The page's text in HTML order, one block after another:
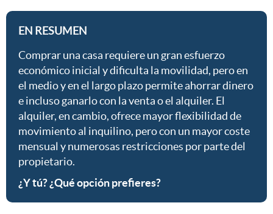
EN RESUMEN
Comprar una casa requiere un gran esfuerzo
económico inicial y dificulta la movilidad, pero en
el medio y en el largo plazo permite ahorrar dinero
e incluso ganarlo con la venta o el alquiler. El
alquiler, en cambio, ofrece mayor flexibilidad de
movimiento al inquilino, pero con un mayor coste
mensual y numerosas restricciones por parte del
propietario.
¿Y tú? ¿Qué opción prefieres?